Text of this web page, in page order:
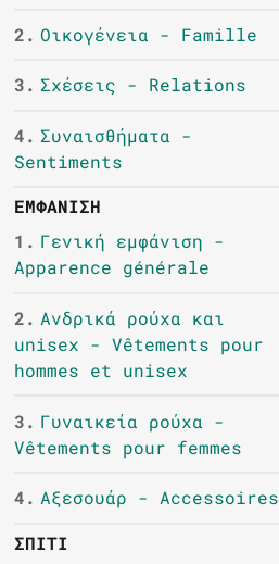
2. Οικογένεια - Famille
3. Σχέσεις - Relations
4. Συναισθήματα -
Sentiments
ΕΜΦΆΝΙΣΗ
1. Γενική εμφάνιση -
Apparence générale
2. Ανδρικά ρούχα και
unisex - Vêtements pour
hommes et unisex
3. Γυναικεία ρούχα -
Vêtements pour femmes
4. Αξεσουάρ - Accessoires
ΣΠΊΤΙ